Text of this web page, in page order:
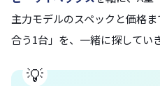
主力モデルのスペックと価格
合う1台」を、一緒に探してい